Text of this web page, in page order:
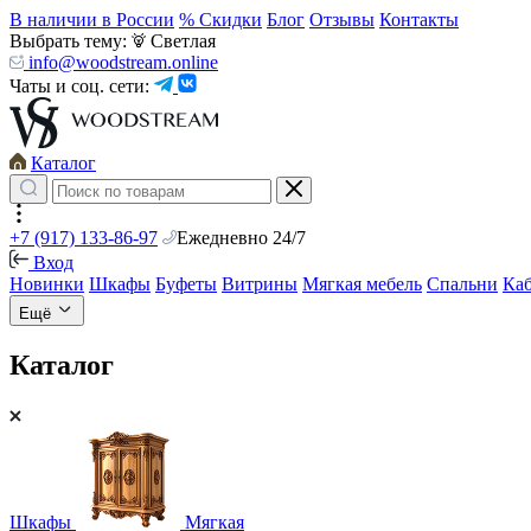
В наличии в России % Скидки Блог Отзывы Контакты
Выбрать тему:
Светлая
info@woodstream.online
Чаты и соц. сети:
Каталог
+7 (917) 133-86-97
Ежедневно 24/7
Вход
Новинки Шкафы Буфеты Витрины Мягкая мебель Спальни
Ещё
Каталог
Шкафы Мягкая